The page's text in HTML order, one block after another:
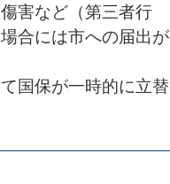
害など（第三者行
合には市への届出が
国保が一時的に立替